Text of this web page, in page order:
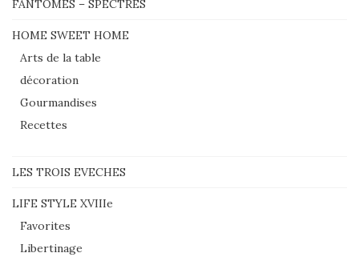
FANTOMES – SPECTRES
HOME SWEET HOME
Arts de la table
décoration
Gourmandises
Recettes
LES TROIS EVECHES
LIFE STYLE XVIIIe
Favorites
Libertinage